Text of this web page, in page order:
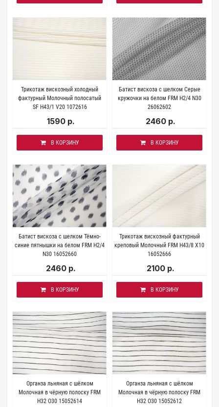
Трикотаж вискозный холодный
фактурный Молочный полосатый
SF H43/1 V20 1072616
1590 р.
В КОРЗИНУ
Батист вискоза с шелком Серые
кружочки на белом FRM H2/4 N30
26062602
2460 р.
В КОРЗИНУ
Батист вискоза с шелком Тёмно-
синие пятнышки на белом FRM H2/4
N30 16052660
2460 р.
В КОРЗИНУ
Трикотаж вискозный фактурный
креповый Молочный FRM H43/8 X10
16052666
2100 р.
В КОРЗИНУ
Органза льняная с шёлком
Молочная в чёрную полоску FRM
H32 O30 15052614
Органза льняная с шёлком
Молочная в чёрную полоску FRM
H32 O30 15052612